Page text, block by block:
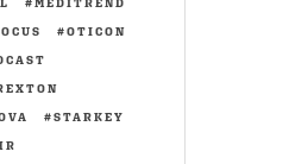
OTICON
STARKEY